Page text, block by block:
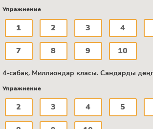
Упражнение
1 2 3 4
7 8 9 10
4-сабақ. Миллиондар класы. Сандарды
Упражнение
2 3 4 5